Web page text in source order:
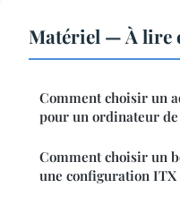
Matériel — À lire
Comment choisir un
pour un ordinateur
Comment choisir un
une configuration ITX